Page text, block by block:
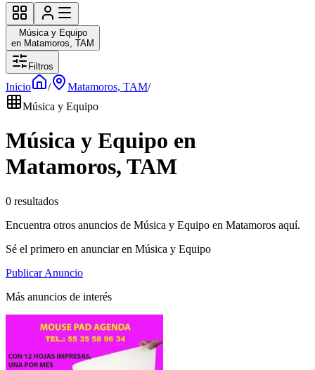
Música y Equipo
en Matamoros, TAM
Filtros
Inicio / Matamoros, TAM/
Música y Equipo
Música y Equipo en
Matamoros, TAM
0 resultados
Encuentra otros anuncios de Música y Equipo en Matamoros aquí.
Sé el primero en anunciar en Música y Equipo
Publicar Anuncio
Más anuncios de interés